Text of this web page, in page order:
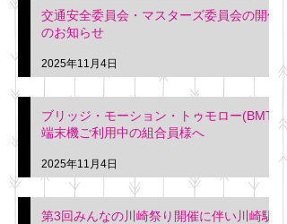
交通安全委員会・マスターズ委員会の開催
のお知らせ
2025年11月4日
ブリッジ・モーション・トゥモロー(BMT)
端末機ご利用中の組合員様へ
2025年11月4日
第3回みんなの川崎祭り開催に伴い川崎駅